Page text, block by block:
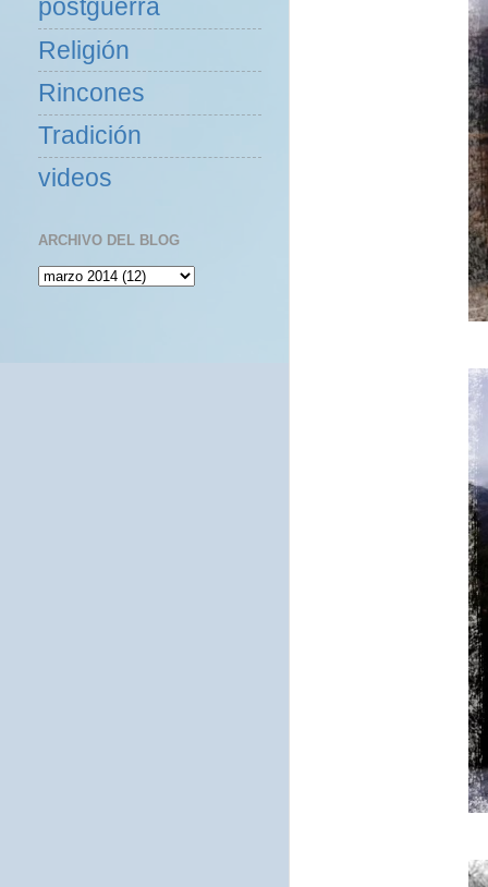
postguerra
Religión
Rincones
Tradición
videos
ARCHIVO DEL BLOG